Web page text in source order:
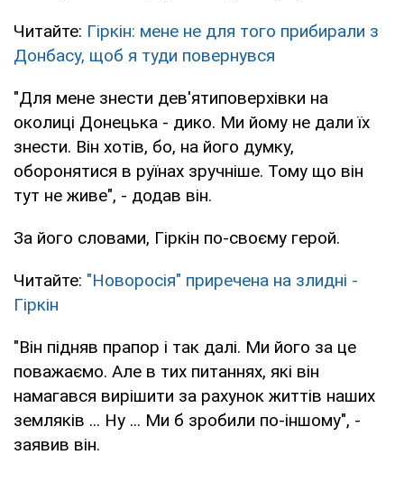
Читайте: Гіркін: мене не для того прибирали з
Донбасу, щоб я туди повернувся
"Для мене знести дев'ятиповерхівки на
околиці Донецька - дико. Ми йому не дали їх
знести. Він хотів, бо, на його думку,
оборонятися в руїнах зручніше. Тому що він
тут не живе", - додав він.
За його словами, Гіркін по-своєму герой.
Читайте: "Новоросія" приречена на злидні -
Гіркін
"Він підняв прапор і так далі. Ми його за це
поважаємо. Але в тих питаннях, які він
намагався вирішити за рахунок життів наших
земляків ... Ну ... Ми б зробили по-іншому", -
заявив він.